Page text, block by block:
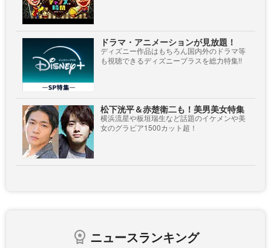
ドラマ・アニメーションが見放題！
ディズニー作品はもちろん国内外のドラマ等
も視聴できるディズニープラスを総力特集!!
松下洸平＆赤楚衛二も！美男美女特集
横浜流星や板垣瑞生など話題のイケメンや美
女のグラビア1500カット超！
ニュースランキング